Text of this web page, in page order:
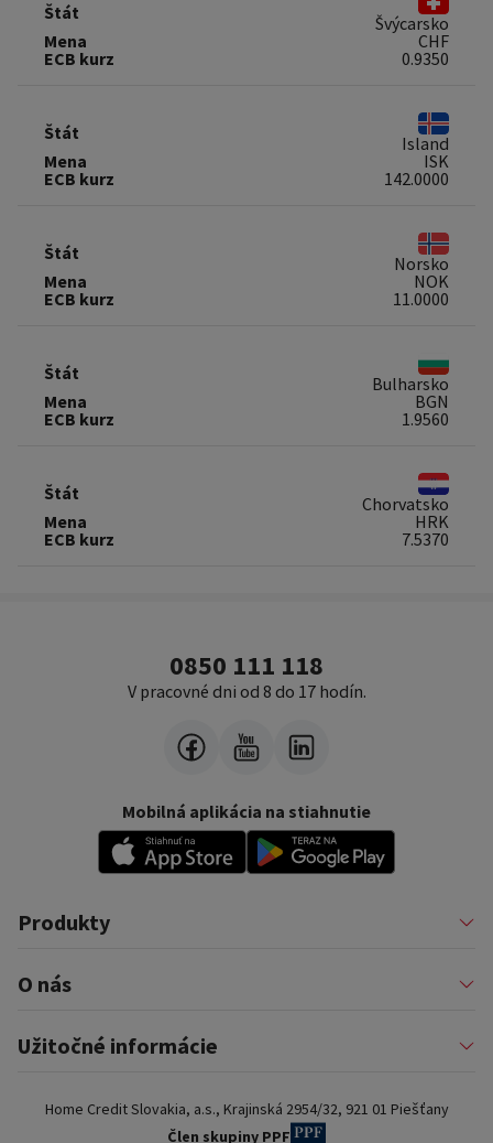
Štát
Švýcarsko
Mena
CHF
ECB kurz
0.9350
Štát
Island
Mena
ISK
ECB kurz
142.0000
Štát
Norsko
Mena
NOK
ECB kurz
11.0000
Štát
Bulharsko
Mena
BGN
ECB kurz
1.9560
Štát
Chorvatsko
Mena
HRK
ECB kurz
7.5370
0850 111 118
V pracovné dni od 8 do 17 hodín.
Mobilná aplikácia na stiahnutie
Produkty
Pôžičky
Financovanie podnikateľov
Nákup na splátky a karty
Auto na splátky
O nás
Profil firmy
Pomáhame
Blog
Užitočné informácie
Najčastejšie otázky
Dokumenty na stiahnutie
Home Credit Slovakia, a.s., Krajinská 2954/32, 921 01 Piešťany
Člen skupiny PPF